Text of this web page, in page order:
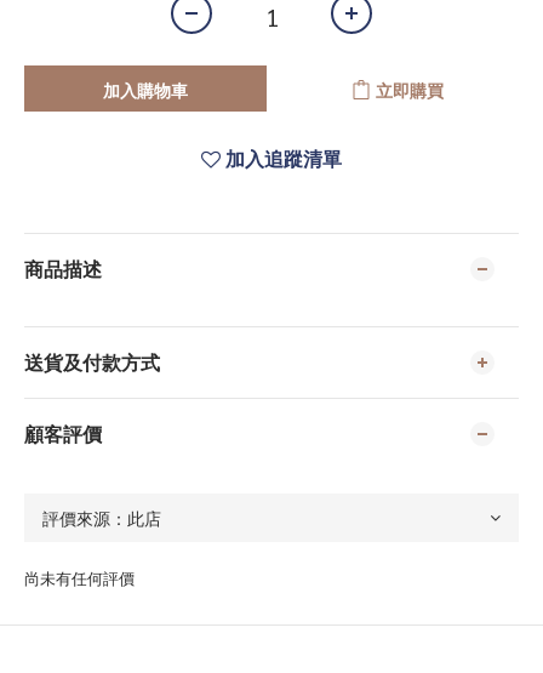
加入購物車 立即購買
加入追蹤清單
商品描述
送貨及付款方式
顧客評價
尚未有任何評價